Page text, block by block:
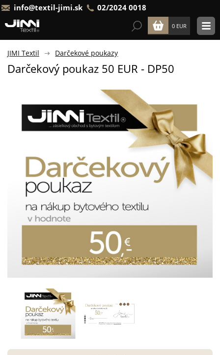
info@textil-jimi.sk 02/2024 0018
0 EUR
JIMI Textil Darčekové poukazy
Darčekový poukaz 50 EUR - DP50